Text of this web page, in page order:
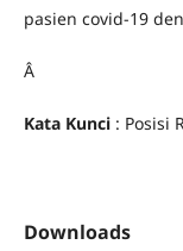
pasien covid-19
Â
Kata Kunci: Posisi
Downloads